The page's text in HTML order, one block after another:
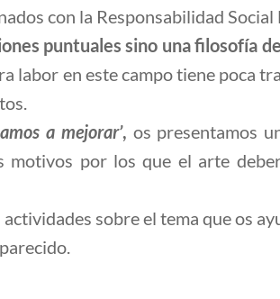
con la Responsabilidad Social
puntuales sino una filosofía
labor en este campo tiene poca
a mejorar’, os presentamos
motivos por los que el arte
sobre el tema que os